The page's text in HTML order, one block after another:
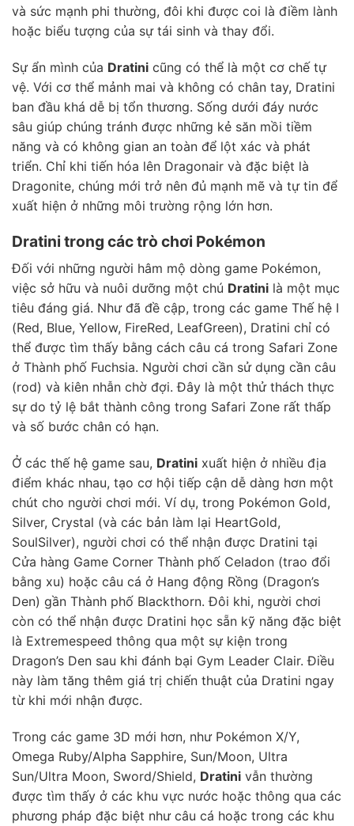
và sức mạnh phi thường, đôi khi được coi là điềm lành
hoặc biểu tượng của sự tái sinh và thay đổi.
Sự ẩn mình của Dratini cũng có thể là một cơ chế tự
vệ. Với cơ thể mảnh mai và không có chân tay, Dratini
ban đầu khá dễ bị tổn thương. Sống dưới đáy nước
sâu giúp chúng tránh được những kẻ săn mồi tiềm
năng và có không gian an toàn để lột xác và phát
triển. Chỉ khi tiến hóa lên Dragonair và đặc biệt là
Dragonite, chúng mới trở nên đủ mạnh mẽ và tự tin để
xuất hiện ở những môi trường rộng lớn hơn.
Dratini trong các trò chơi Pokémon
Đối với những người hâm mộ dòng game Pokémon,
việc sở hữu và nuôi dưỡng một chú Dratini là một mục
tiêu đáng giá. Như đã đề cập, trong các game Thế hệ I
(Red, Blue, Yellow, FireRed, LeafGreen), Dratini chỉ có
thể được tìm thấy bằng cách câu cá trong Safari Zone
ở Thành phố Fuchsia. Người chơi cần sử dụng cần câu
(rod) và kiên nhẫn chờ đợi. Đây là một thử thách thực
sự do tỷ lệ bắt thành công trong Safari Zone rất thấp
và số bước chân có hạn.
Ở các thế hệ game sau, Dratini xuất hiện ở nhiều địa
điểm khác nhau, tạo cơ hội tiếp cận dễ dàng hơn một
chút cho người chơi mới. Ví dụ, trong Pokémon Gold,
Silver, Crystal (và các bản làm lại HeartGold,
SoulSilver), người chơi có thể nhận được Dratini tại
Cửa hàng Game Corner Thành phố Celadon (trao đổi
bằng xu) hoặc câu cá ở Hang động Rồng (Dragon’s
Den) gần Thành phố Blackthorn. Đôi khi, người chơi
còn có thể nhận được Dratini học sẵn kỹ năng đặc biệt
là Extremespeed thông qua một sự kiện trong
Dragon’s Den sau khi đánh bại Gym Leader Clair. Điều
này làm tăng thêm giá trị chiến thuật của Dratini ngay
từ khi mới nhận được.
Trong các game 3D mới hơn, như Pokémon X/Y,
Omega Ruby/Alpha Sapphire, Sun/Moon, Ultra
Sun/Ultra Moon, Sword/Shield, Dratini vẫn thường
được tìm thấy ở các khu vực nước hoặc thông qua các
phương pháp đặc biệt như câu cá hoặc trong các khu